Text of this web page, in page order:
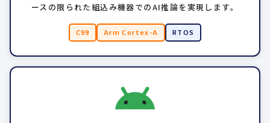
ースの限られた組込み機器でのAI推論を実現します。
C99 Arm Cortex-A RTOS